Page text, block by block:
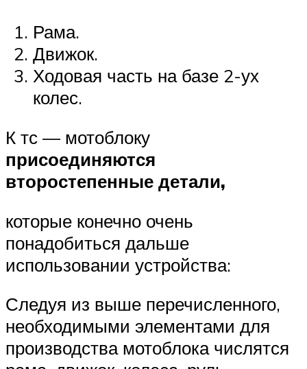
Рама.
Движок.
Ходовая часть на базе 2-ух
колес.
К тс — мотоблоку
присоединяются
второстепенные детали,
которые конечно очень
понадобиться дальше
использовании устройства:
Следуя из выше перечисленного,
необходимыми элементами для
производства мотоблока числятся